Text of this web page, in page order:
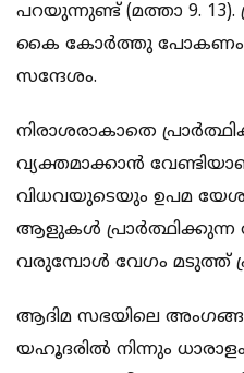
പറയുന്നുണ്ട് (മത്താ 9.
കൈ കോര്‍ത്തു പോകണം
സന്ദേശം.
നിരാശരാകാതെ
വ്യക്തമാക്കാന്‍
വിധവയുടെയും ഉപമ
ആളുകള്‍ പ്രാര്‍ത്ഥിക്കുന്ന
വരുമ്പോള്‍ വേഗം മടുത്ത്
ആദിമ സഭയിലെ
യഹൂദരില്‍ നിന്നും